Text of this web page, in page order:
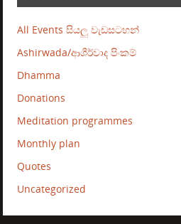
All Events සියලු වැඩසටහන්
Ashirwada/ආශීර්වාද පිංකම්
Dhamma
Donations
Meditation programmes
Monthly plan
Quotes
Uncategorized